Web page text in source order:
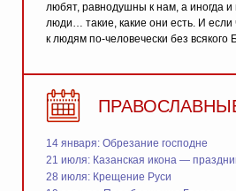
любят, равнодушны к нам, а иногда
люди… такие, какие они есть. И если
к людям по-человечески без всякого
14 января: Обрезание господне
21 июля: Казанская икона —
28 июля: Крещение Руси